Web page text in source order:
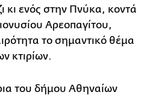
κι ενός στην Πνύκα, κοντά
Αρεοπαγίτου,
το σημαντικό θέμα
κτιρίων.
του δήμου Αθηναίων